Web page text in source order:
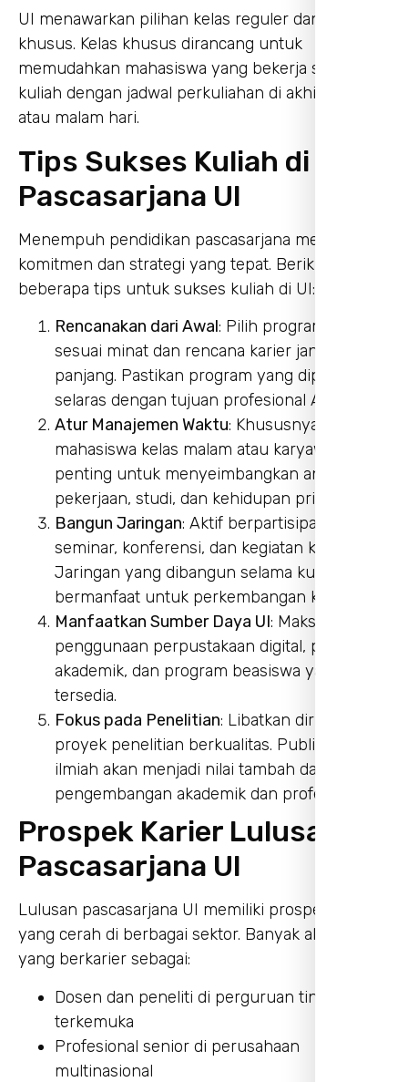
UI menawarkan pilihan kelas reguler dan kelas
khusus. Kelas khusus dirancang untuk
memudahkan mahasiswa yang bekerja sambil
kuliah dengan jadwal perkuliahan di akhir pekan
atau malam hari.
Tips Sukses Kuliah di
Pascasarjana UI
Menempuh pendidikan pascasarjana memerlukan
komitmen dan strategi yang tepat. Berikut
beberapa tips untuk sukses kuliah di UI:
Rencanakan dari Awal: Pilih program studi
sesuai minat dan rencana karier jangka
panjang. Pastikan program yang dipilih
selaras dengan tujuan profesional Anda.
Atur Manajemen Waktu: Khususnya bagi
mahasiswa kelas malam atau karyawan,
penting untuk menyeimbangkan antara
pekerjaan, studi, dan kehidupan pribadi.
Bangun Jaringan: Aktif berpartisipasi dalam
seminar, konferensi, dan kegiatan kampus.
Jaringan yang dibangun selama kuliah akan
bermanfaat untuk perkembangan karier.
Manfaatkan Sumber Daya UI: Maksimalkan
penggunaan perpustakaan digital, pelatihan
akademik, dan program beasiswa yang
tersedia.
Fokus pada Penelitian: Libatkan diri dalam
proyek penelitian berkualitas. Publikasi
ilmiah akan menjadi nilai tambah dalam
pengembangan akademik dan profesional.
Prospek Karier Lulusan
Pascasarjana UI
Lulusan pascasarjana UI memiliki prospek karier
yang cerah di berbagai sektor. Banyak alumni
yang berkarier sebagai:
Dosen dan peneliti di perguruan tinggi
terkemuka
Profesional senior di perusahaan
multinasional